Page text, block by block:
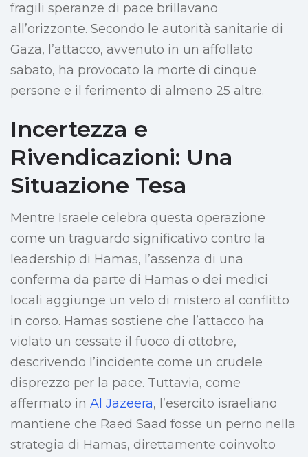
fragili speranze di pace brillavano
all’orizzonte. Secondo le autorità sanitarie di
Gaza, l’attacco, avvenuto in un affollato
sabato, ha provocato la morte di cinque
persone e il ferimento di almeno 25 altre.
Incertezza e
Rivendicazioni: Una
Situazione Tesa
Mentre Israele celebra questa operazione
come un traguardo significativo contro la
leadership di Hamas, l’assenza di una
conferma da parte di Hamas o dei medici
locali aggiunge un velo di mistero al conflitto
in corso. Hamas sostiene che l’attacco ha
violato un cessate il fuoco di ottobre,
descrivendo l’incidente come un crudele
disprezzo per la pace. Tuttavia, come
affermato in Al Jazeera, l’esercito israeliano
mantiene che Raed Saad fosse un perno nella
strategia di Hamas, direttamente coinvolto